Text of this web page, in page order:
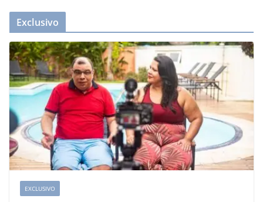
Exclusivo
EXCLUSIVO